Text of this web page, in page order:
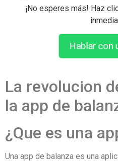
¡No esperes más! Haz
Hablar con
La revolucion
la app de
¿Que es una
Una app de balanza es una